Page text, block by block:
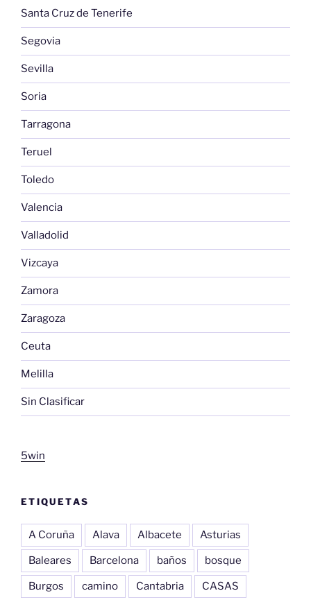
Santa Cruz de Tenerife
Segovia
Sevilla
Soria
Tarragona
Teruel
Toledo
Valencia
Valladolid
Vizcaya
Zamora
Zaragoza
Ceuta
Melilla
Sin Clasificar
5win
ETIQUETAS
A Coruña Alava Albacete Asturias
Baleares Barcelona baños bosque
Burgos camino Cantabria CASAS